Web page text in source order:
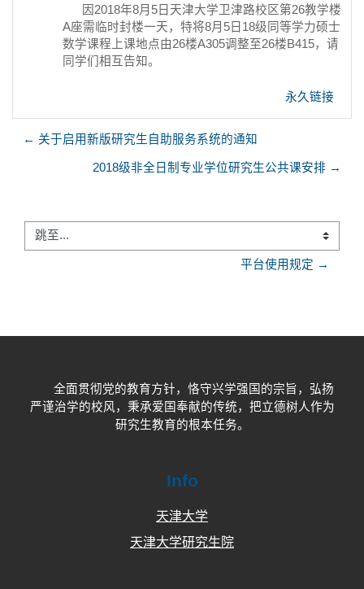
因2018年8月5日天津大学卫津路校区第26教学楼
A座需临时封楼一天，特将8月5日18级同等学力硕士
数学课程上课地点由26楼A305调整至26楼B415，请
同学们相互告知。
永久链接
← 关于启用新版研究生自助服务系统的通知
2018级非全日制专业学位研究生公共课安排 →
跳至...
平台使用规定 →
全面贯彻党的教育方针，恪守兴学强国的宗旨，弘扬
严谨治学的校风，秉承爱国奉献的传统，把立德树人作为
研究生教育的根本任务。
Info
天津大学
天津大学研究生院